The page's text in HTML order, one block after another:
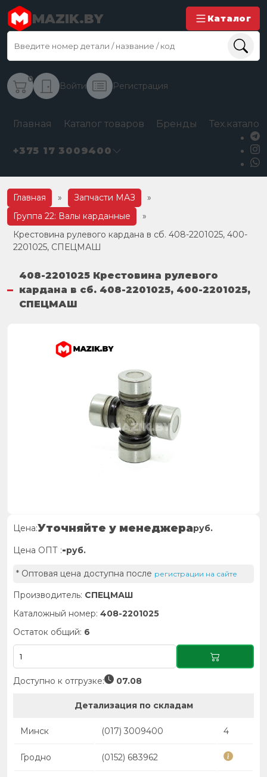
MAZIK.BY Каталог
0
Войти Регистрация
Главная Каталог товаров Бренды
+375 17 3009400
Главная » Запчасти МАЗ
»
Группа 22: Валы карданные
»
Крестовина рулевого кардана в сб. 408-2201025, 400-
2201025, СПЕЦМАШ
408-2201025 Крестовина рулевого
кардана в сб. 408-2201025, 400-2201025,
СПЕЦМАШ
Цена:Уточняйте у менеджераруб.
Цена ОПТ :-руб.
* Оптовая цена доступна после регистрации на сайте
Производитель: СПЕЦМАШ
Каталожный номер: 408-2201025
Остаток общий: 6
Доступно к отгрузке: 07.08
Детализация по складам
Минск (017) 3009400 4
Гродно (0152) 683962